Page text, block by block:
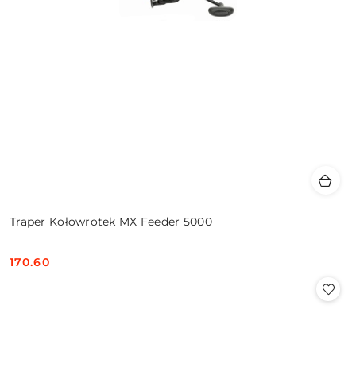
Traper Kołowrotek MX Feeder 5000
Cena:
170.60